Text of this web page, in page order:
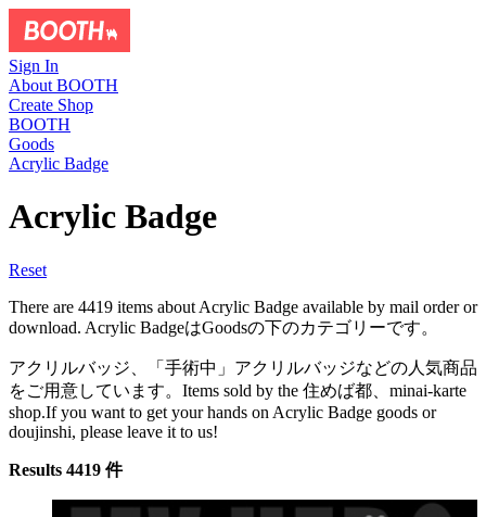
Sign In
About BOOTH
Create Shop
BOOTH
Goods
Acrylic Badge
Acrylic Badge
Reset
There are 4419 items about Acrylic Badge available by mail order or
download. Acrylic BadgeはGoodsの下のカテゴリーです。
アクリルバッジ、「手術中」アクリルバッジなどの人気商品
をご用意しています。Items sold by the 住めば都、minai-karte
shop.If you want to get your hands on Acrylic Badge goods or
doujinshi, please leave it to us!
Results 4419 件